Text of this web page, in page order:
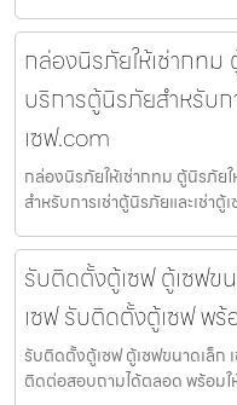
กล่องนิรภัยให้เช่ากทม
บริการตู้นิรภัยสำหรับก
เซฟ.com
กล่องนิรภัยให้เช่ากทม ตู้นิรภัยใ
สำหรับการเช่าตู้นิรภัยและเช่าตู้
รับติดตั้งตู้เซฟ ตู้เซฟข
เซฟ รับติดตั้งตู้เซฟ พ
รับติดตั้งตู้เซฟ ตู้เซฟขนาดเล็ก
ติดต่อสอบถามได้ตลอด พร้อมใ